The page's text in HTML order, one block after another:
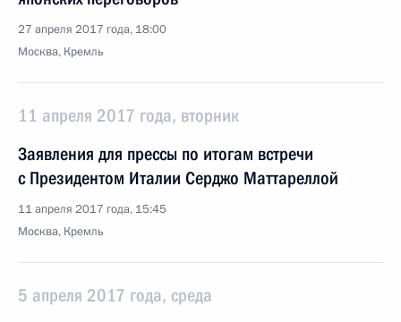
27 апреля 2017 года, 18:00
Москва, Кремль
11 апреля 2017 года, вторник
Заявления для прессы по итогам встречи
с Президентом Италии Серджо Маттареллой
11 апреля 2017 года, 15:45
Москва, Кремль
5 апреля 2017 года, среда